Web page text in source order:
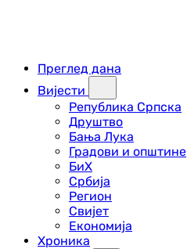
Преглед дана
Вијести
Република Српска
Друштво
Бања Лука
Градови и општине
БиХ
Србија
Регион
Свијет
Економија
Хроника